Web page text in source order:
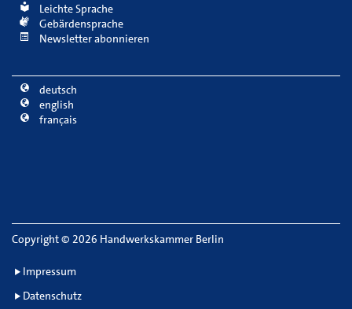
Leichte Sprache
Gebärdensprache
Newsletter abonnieren
deutsch
english
français
Copyright© 2026 Handwerkskammer Berlin
Impressum
Datenschutz